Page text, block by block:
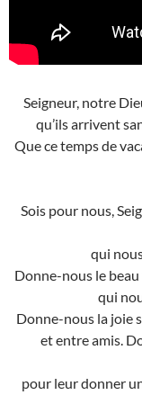
Seigneur, notre
qu’ils arrivent
Que ce temps de
Sois pour nous,
qui
Donne-nous le
qui
Donne-nous la joie
et entre amis.
pour leur donner